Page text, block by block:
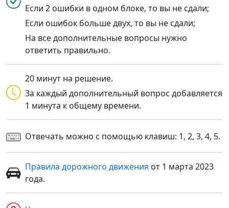
Если 2 ошибки в одном блоке, то вы не сдали;
Если ошибок больше двух, то вы не сдали;
На все дополнительные вопросы нужно
ответить правильно.
20 минут на решение.
За каждый дополнительный вопрос добавляется
1 минута к общему времени.
Отвечать можно с помощью клавиш: 1, 2, 3, 4, 5.
Правила дорожного движения от 1 марта 2023
года.